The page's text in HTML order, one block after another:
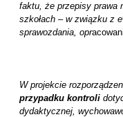
faktu, że przepisy prawa
szkołach – w związku z
sprawozdania, opr
W projekcie
przypadku kontroli
dydaktycznej,